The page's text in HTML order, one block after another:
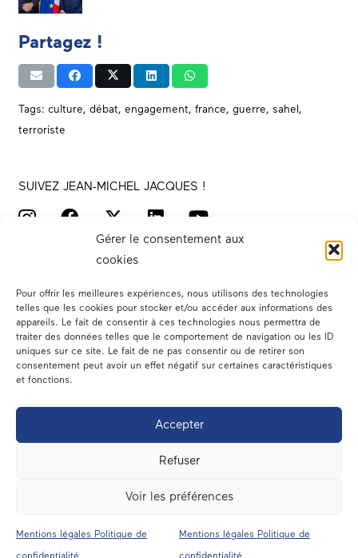
Gérer le consentement aux
cookies
Pour offrir les meilleures expériences, nous utilisons des technologies
telles que les cookies pour stocker et/ou accéder aux informations des
appareils. Le fait de consentir à ces technologies nous permettra de
traiter des données telles que le comportement de navigation ou les ID
uniques sur ce site. Le fait de ne pas consentir ou de retirer son
consentement peut avoir un effet négatif sur certaines caractéristiques
et fonctions.
Accepter
Refuser
Voir les préférences
Mentions légales Politique de
confidentialité
Mentions légales Politique de
confidentialité
Partagez !
Tags: culture, débat, engagement, france, guerre, sahel,
terroriste
SUIVEZ JEAN-MICHEL JACQUES !
Votre député
Dans les médias
En circonscription
A l’assemblée
Contact
Mentions légales